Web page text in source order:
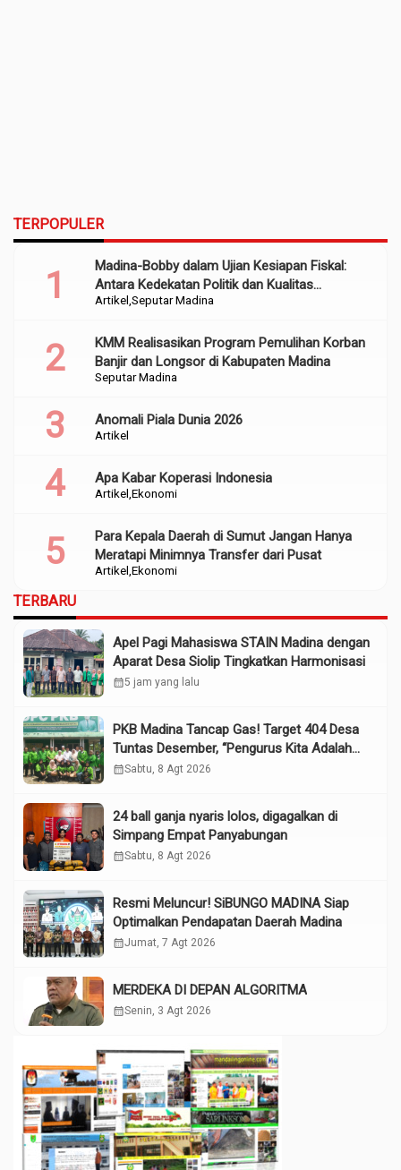
TERPOPULER
Artikel Seputar Madina
Madina-Bobby dalam Ujian Kesiapan Fiskal:
Antara Kedekatan Politik dan Kualitas
Perencanaan
Seputar Madina
KMM Realisasikan Program Pemulihan Korban
Banjir dan Longsor di Kabupaten Madina
Artikel
Anomali Piala Dunia 2026
Artikel Ekonomi
Apa Kabar Koperasi Indonesia
Artikel Ekonomi
Para Kepala Daerah di Sumut Jangan Hanya
Meratapi Minimnya Transfer dari Pusat
TERBARU
Apel Pagi Mahasiswa STAIN Madina dengan
Aparat Desa Siolip Tingkatkan Harmonisasi
calendar_month5 jam yang lalu
PKB Madina Tancap Gas! Target 404 Desa
Tuntas Desember, “Pengurus Kita Adalah
Tokoh”
calendar_monthSabtu, 8 Agt 2026
24 ball ganja nyaris lolos, digagalkan di
Simpang Empat Panyabungan
calendar_monthSabtu, 8 Agt 2026
Resmi Meluncur! SiBUNGO MADINA Siap
Optimalkan Pendapatan Daerah Madina
calendar_monthJumat, 7 Agt 2026
MERDEKA DI DEPAN ALGORITMA
calendar_monthSenin, 3 Agt 2026